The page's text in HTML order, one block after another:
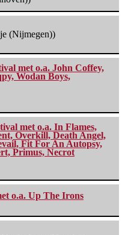
(Nijmegen))
met o.a. John Coffey,
Wodan Boys,
met o.a. In Flames,
Overkill, Death Angel,
Fit For An Autopsy,
Primus, Necrot
o.a. Up The Irons